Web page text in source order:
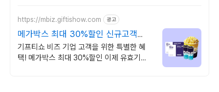
https://mbiz.giftishow.com 광고
메가박스 최대 30%할인 신규고객
100% 상품혜택!
기프티쇼 비즈 기업 고객을 위한 특별한 혜
택! 메가박스 최대 30%할인 이제 유효기간